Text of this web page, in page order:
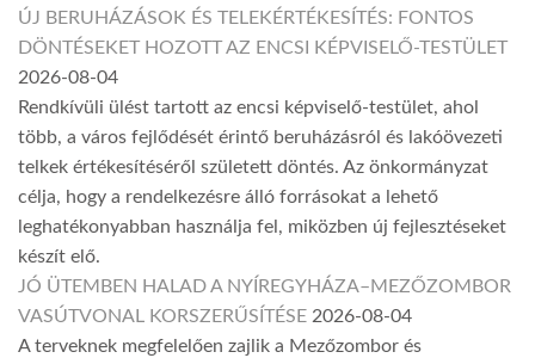
ÚJ BERUHÁZÁSOK ÉS TELEKÉRTÉKESÍTÉS: FONTOS
DÖNTÉSEKET HOZOTT AZ ENCSI KÉPVISELŐ-TESTÜLET
2026-08-04
Rendkívüli ülést tartott az encsi képviselő-testület, ahol
több, a város fejlődését érintő beruházásról és lakóövezeti
telkek értékesítéséről született döntés. Az önkormányzat
célja, hogy a rendelkezésre álló forrásokat a lehető
leghatékonyabban használja fel, miközben új fejlesztéseket
készít elő.
JÓ ÜTEMBEN HALAD A NYÍREGYHÁZA–MEZŐZOMBOR
VASÚTVONAL KORSZERŰSÍTÉSE 2026-08-04
A terveknek megfelelően zajlik a Mezőzombor és